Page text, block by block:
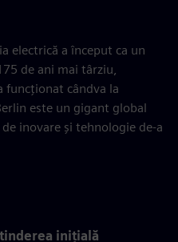
electrică a început ca un
de ani mai târziu,
funcționat cândva la
este un gigant global
inovare și tehnologie de-a
inițială